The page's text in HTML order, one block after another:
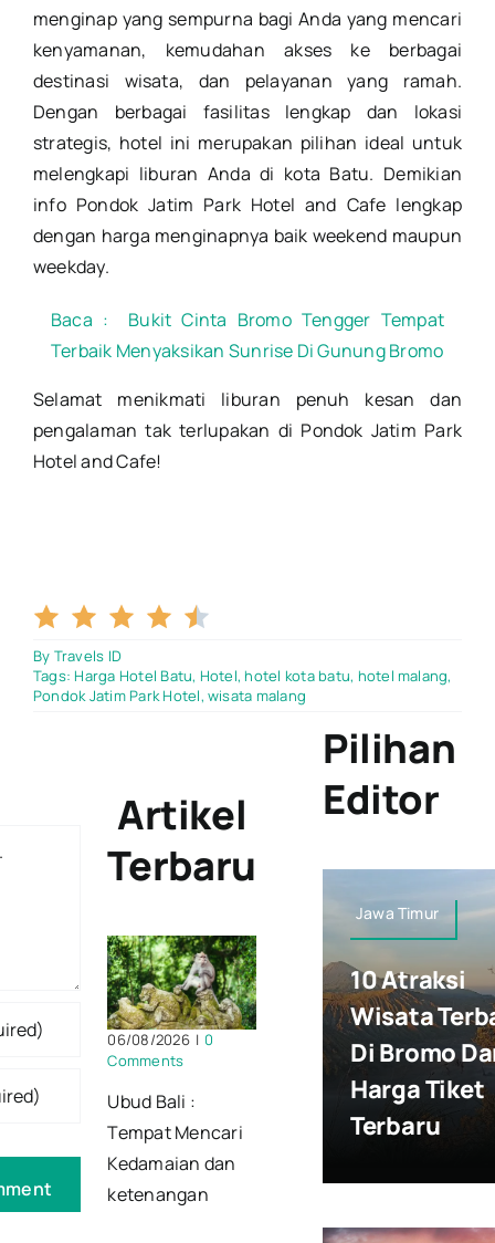
menginap yang sempurna bagi Anda yang mencari
kenyamanan, kemudahan akses ke berbagai
destinasi wisata, dan pelayanan yang ramah.
Dengan berbagai fasilitas lengkap dan lokasi
strategis, hotel ini merupakan pilihan ideal untuk
melengkapi liburan Anda di kota Batu. Demikian
info Pondok Jatim Park Hotel and Cafe lengkap
dengan harga menginapnya baik weekend maupun
weekday.
Baca :
Bukit Cinta Bromo Tengger Tempat
Terbaik Menyaksikan Sunrise Di Gunung Bromo
Selamat menikmati liburan penuh kesan dan
pengalaman tak terlupakan di Pondok Jatim Park
Hotel and Cafe!
4.5/5
By Travels ID
Tags:Harga Hotel Batu, Hotel,hotel kota batu, hotel malang,
Pondok Jatim Park Hotel, wisata malang
Artikel
Terbaru
06/08/2026 | 0
Comments
Ubud Bali :
Tempat Mencari
Kedamaian dan
ketenangan
Pilihan
Editor
Jawa Timur
10 Atraksi
Wisata
Di Bromo
Harga Tiket
Terbaru